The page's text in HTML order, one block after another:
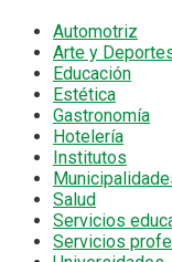
Automotriz
Arte y
Educación
Estética
Gastronomía
Hotelería
Institutos
Salud
Servicios
Servicios